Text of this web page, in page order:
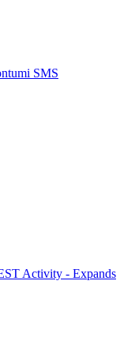
SMS
Activity - Expands